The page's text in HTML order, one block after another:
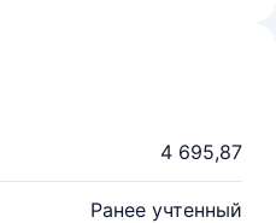
4 695,87
Ранее учтенный